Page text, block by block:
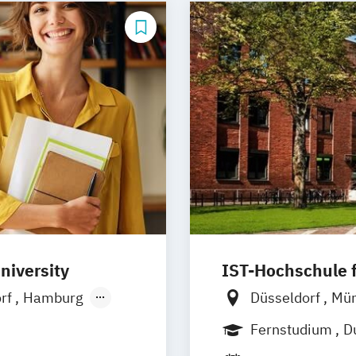
Live
Hamburg
IST-Hochschule
Düsseldorf
Weil am Rhein
Innsbruck
Fernstudium